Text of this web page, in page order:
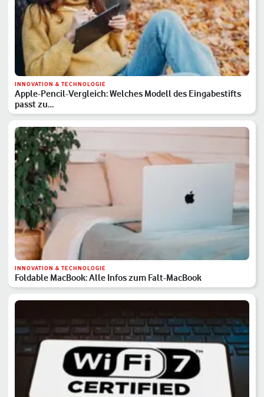
INNOVATION & TECHNOLOGIE
Apple-Pencil-Vergleich: Welches Modell des Eingabestifts
passt zu…
INNOVATION & TECHNOLOGIE
Foldable MacBook: Alle Infos zum Falt-MacBook